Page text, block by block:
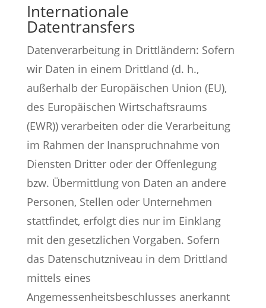
Internationale
Datentransfers
Datenverarbeitung in Drittländern: Sofern
wir Daten in einem Drittland (d. h.,
außerhalb der Europäischen Union (EU),
des Europäischen Wirtschaftsraums
(EWR)) verarbeiten oder die Verarbeitung
im Rahmen der Inanspruchnahme von
Diensten Dritter oder der Offenlegung
bzw. Übermittlung von Daten an andere
Personen, Stellen oder Unternehmen
stattfindet, erfolgt dies nur im Einklang
mit den gesetzlichen Vorgaben. Sofern
das Datenschutzniveau in dem Drittland
mittels eines
Angemessenheitsbeschlusses anerkannt